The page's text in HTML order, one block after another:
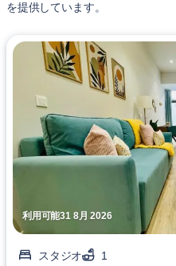
を提供しています。
利用可能31 8月 2026
スタジオ
1